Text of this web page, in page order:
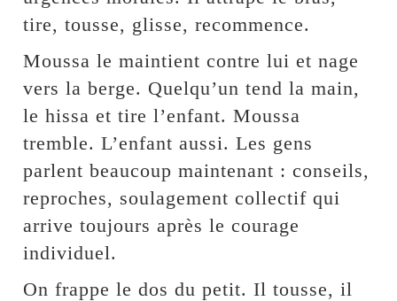
tire, tousse, glisse, recommence.
Moussa le maintient contre lui et nage
vers la berge. Quelqu’un tend la main,
le hissa et tire l’enfant. Moussa
tremble. L’enfant aussi. Les gens
parlent beaucoup maintenant : conseils,
reproches, soulagement collectif qui
arrive toujours après le courage
individuel.
On frappe le dos du petit. Il tousse, il